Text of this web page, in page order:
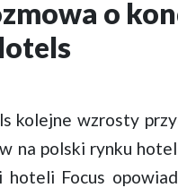
o
kolejne wzrosty
na polski rynku
Focus